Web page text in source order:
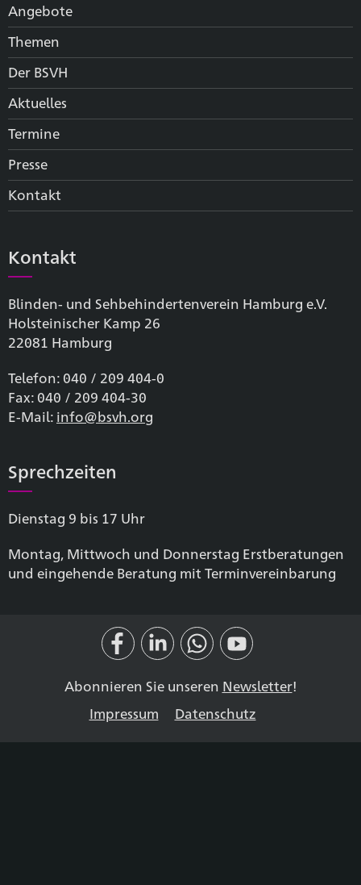
Angebote
Themen
Der BSVH
Aktuelles
Termine
Presse
Kontakt
Kontakt
Blinden- und Sehbehinderten­verein Hamburg e.V.
Holsteinischer Kamp 26
22081 Hamburg
Telefon: 040 / 209 404-0
Fax: 040 / 209 404-30
E-Mail: info@bsvh.org
Sprechzeiten
Dienstag 9 bis 17 Uhr
Montag, Mittwoch und Donnerstag Erstberatungen
und eingehende Beratung mit Terminvereinbarung
Abonnieren Sie unseren Newsletter!
Impressum
Datenschutz